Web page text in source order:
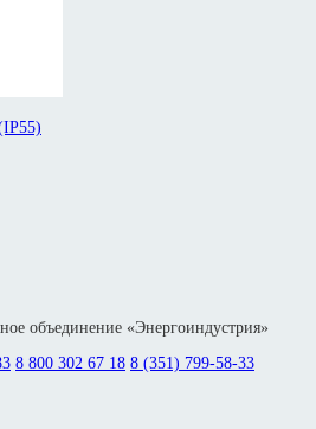
объединение «Энергоиндустрия»
8 800 302 67 18 8 (351) 799-58-33